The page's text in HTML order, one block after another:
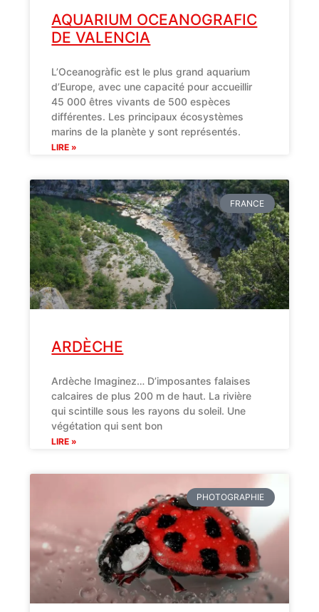
AQUARIUM OCEANOGRAFIC
DE VALENCIA
L’Oceanogràfic est le plus grand aquarium
d’Europe, avec une capacité pour accueillir
45 000 êtres vivants de 500 espèces
différentes. Les principaux écosystèmes
marins de la planète y sont représentés.
LIRE »
FRANCE
ARDÈCHE
Ardèche Imaginez… D’imposantes falaises
calcaires de plus 200 m de haut. La rivière
qui scintille sous les rayons du soleil. Une
végétation qui sent bon
LIRE »
PHOTOGRAPHIE